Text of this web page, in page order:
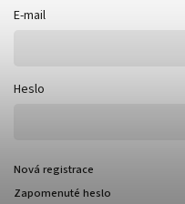
E-mail
Heslo
Nová registrace
Zapomenuté heslo